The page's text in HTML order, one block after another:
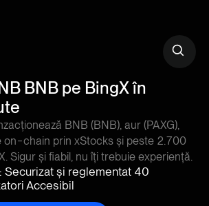
BNB pe BingX în
BNB (BNB), aur (PAXG),
on-chain prin xStocks și peste 2.700
Sigur și fiabil, nu îți trebuie experiență.
Securizat și reglementat 40
Accesibil